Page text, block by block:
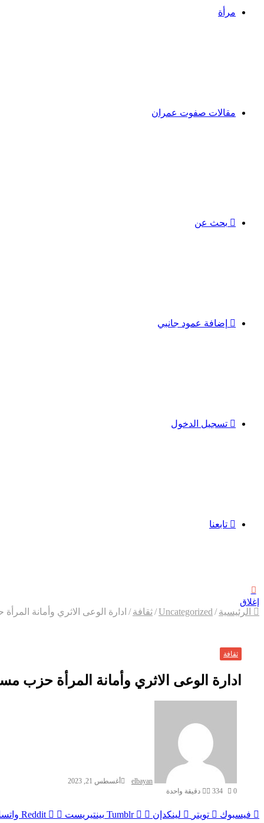
مرأة
مقالات صفوت عمران
بحث عن
إضافة عمود جانبي
تسجيل الدخول
تابعنا
الرئيسية /
Uncategorized
/ثقافة / ادارة الوعى الاثري وأمانة
ثقافة
ادارة الوعى الاثري وأمانة المرأة حزب
elbayan
أغسطس 21, 2023
0
334 دقيقة واحدة
فيسبوك تويتر لينكدإن بينتيريست
إغلاق